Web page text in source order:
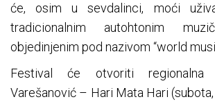
će, osim u sevdalinci, moći
tradicionalnim autohtonim
objedinjenim pod nazivom “world
Festival će otvoriti regionalna
Varešanović – Hari Mata Hari